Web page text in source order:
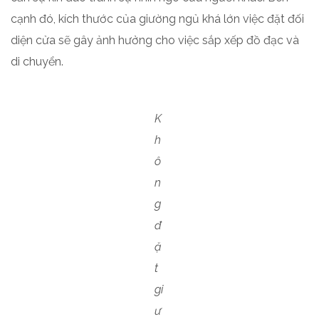
cạnh đó, kích thước của giường ngủ khá lớn việc đặt đối
diện cửa sẽ gây ảnh hưởng cho việc sắp xếp đồ đạc và
di chuyển.
K
h
ô
n
g
đ
ặ
t
gi
ư